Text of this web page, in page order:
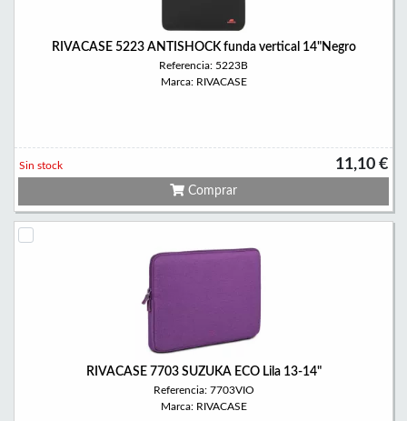
RIVACASE 5223 ANTISHOCK funda vertical 14"Negro
Referencia: 5223B
Marca: RIVACASE
11,10 €
Sin stock
Comprar
RIVACASE 7703 SUZUKA ECO Lila 13-14"
Referencia: 7703VIO
Marca: RIVACASE